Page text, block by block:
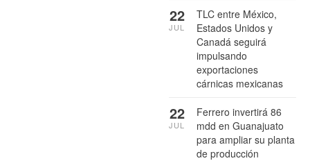
TLC entre México,
Estados Unidos y
Canadá seguirá
impulsando
exportaciones
cárnicas mexicanas
22
JUL
Ferrero invertirá 86
mdd en Guanajuato
para ampliar su planta
de producción
22
JUL